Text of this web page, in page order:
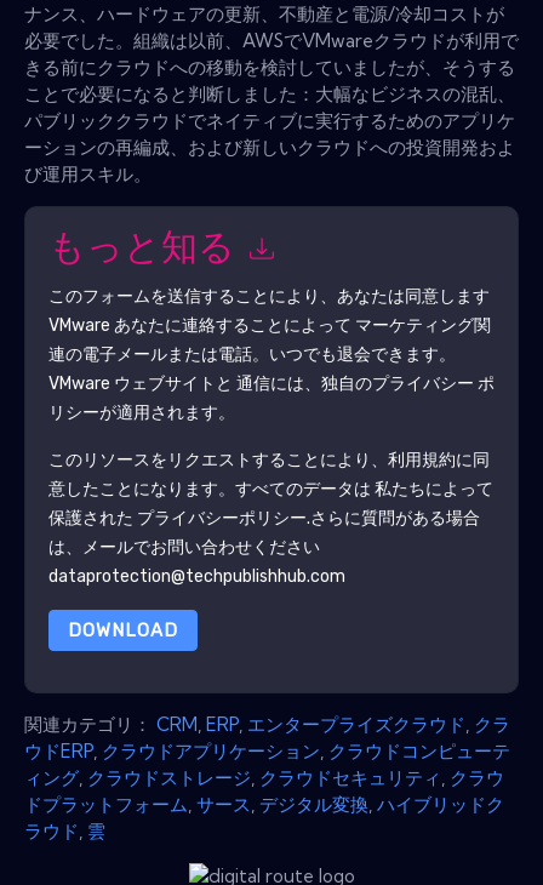
ナンス、ハードウェアの更新、不動産と電源/冷却コストが
必要でした。組織は以前、AWSでVMwareクラウドが利用で
きる前にクラウドへの移動を検討していましたが、そうする
ことで必要になると判断しました：大幅なビジネスの混乱、
パブリッククラウドでネイティブに実行するためのアプリケ
ーションの再編成、および新しいクラウドへの投資開発およ
び運用スキル。
もっと知る
このフォームを送信することにより、あなたは同意します
VMware あなたに連絡することによって マーケティング関
連の電子メールまたは電話。いつでも退会できます。
VMware ウェブサイトと 通信には、独自のプライバシー ポ
リシーが適用されます。
このリソースをリクエストすることにより、利用規約に同
意したことになります。すべてのデータは 私たちによって
保護された プライバシーポリシー.さらに質問がある場合
は、メールでお問い合わせください
dataprotection@techpublishhub.com
DOWNLOAD
関連カテゴリ： CRM ERP エンタープライズクラウド クラ
ウドERP クラウドアプリケーション クラウドコンピューテ
ィング クラウドストレージ クラウドセキュリティ
クラウ
ドプラットフォーム サース デジタル変換 ハイブリッドク
ラウド 雲